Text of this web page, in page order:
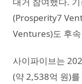
(Prosperity7
Ventures)도 후
사이파이브는
(약 2,538억 원)